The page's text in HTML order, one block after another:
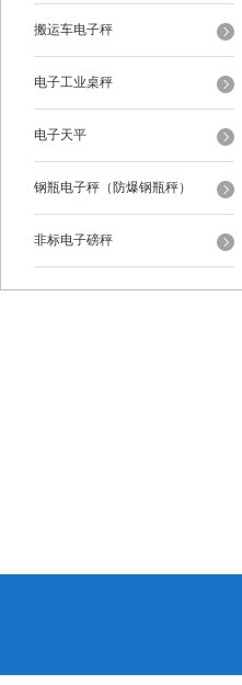
搬运车电子秤
电子工业桌秤
电子天平
钢瓶电子秤（防爆钢瓶秤）
非标电子磅秤